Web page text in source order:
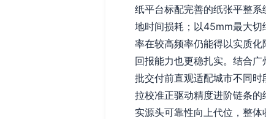
纸平台标配完善的纸张平整
地时间损耗；以45mm最大切
率在较高频率仍能得以实质
回报能力也更稳扎实。结合
批交付前直观适配城市不同
拉校准正驱动精度进阶链条
实源头可靠性向上代位，整体